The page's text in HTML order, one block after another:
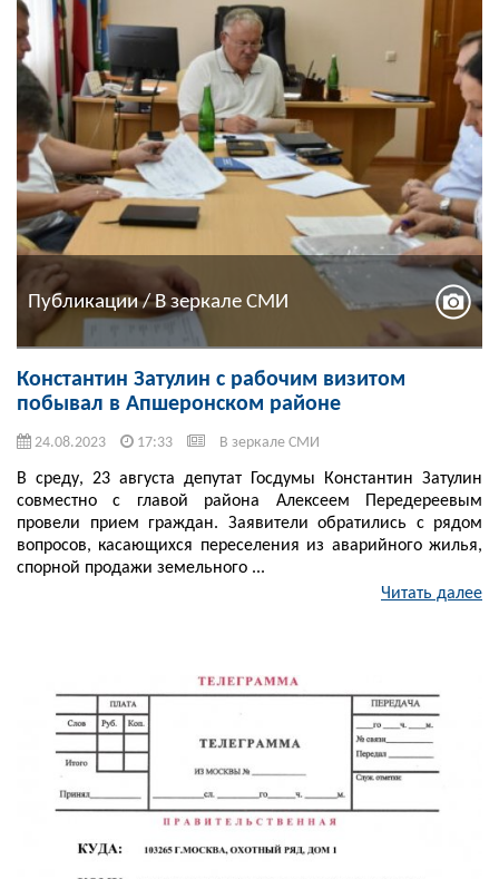
Публикации / В зеркале СМИ
Константин Затулин с рабочим визитом
побывал в Апшеронском районе
24.08.2023 17:33 В зеркале СМИ
В среду, 23 августа депутат Госдумы Константин Затулин
совместно с главой района Алексеем Передереевым
провели прием граждан. Заявители обратились с рядом
вопросов, касающихся переселения из аварийного жилья,
спорной продажи земельного ...
Читать далее